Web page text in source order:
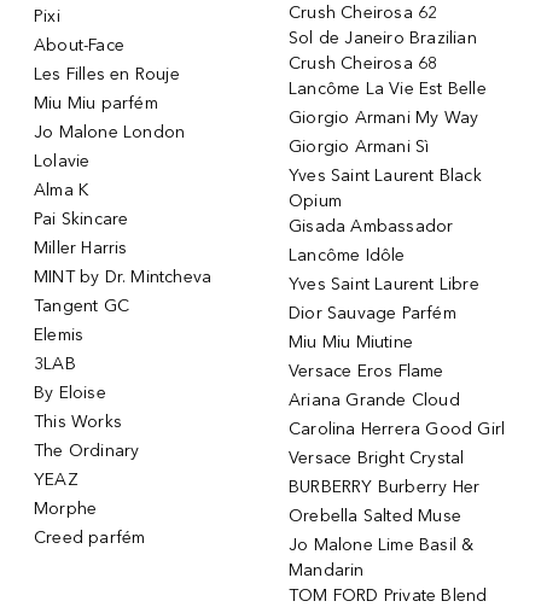
Pixi
About-Face
Les Filles en Rouje
Miu Miu parfém
Jo Malone London
Lolavie
Alma K
Pai Skincare
Miller Harris
MINT by Dr. Mintcheva
Tangent GC
Elemis
3LAB
By Eloise
This Works
The Ordinary
YEAZ
Morphe
Creed parfém
Crush Cheirosa 62
Sol de Janeiro Brazilian
Crush Cheirosa 68
Lancôme La Vie Est Belle
Giorgio Armani My Way
Giorgio Armani Sì
Yves Saint Laurent Black
Opium
Gisada Ambassador
Lancôme Idôle
Yves Saint Laurent Libre
Dior Sauvage Parfém
Miu Miu Miutine
Versace Eros Flame
Ariana Grande Cloud
Carolina Herrera Good Girl
Versace Bright Crystal
BURBERRY Burberry Her
Orebella Salted Muse
Jo Malone Lime Basil &
Mandarin
TOM FORD Private Blend